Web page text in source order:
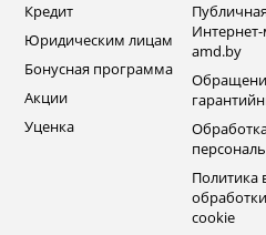
Кредит
Юридическим лицам
Бонусная программа
Акции
Уценка
amd.by
Политика
cookie